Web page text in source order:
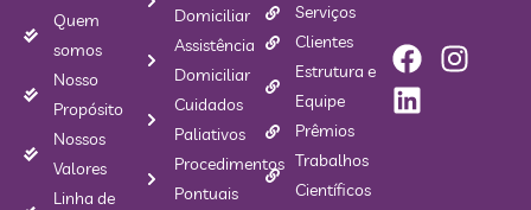
Quem
somos
Nosso
Propósito
Nossos
Valores
Linha de
Domiciliar
Assistência
Domiciliar
Cuidados
Paliativos
Procedimentos
Pontuais
Serviços
Clientes
Estrutura e
Equipe
Prêmios
Trabalhos
Científicos